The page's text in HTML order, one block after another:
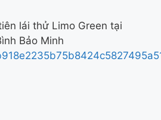
lái thử Limo Green tại
Bảo Minh